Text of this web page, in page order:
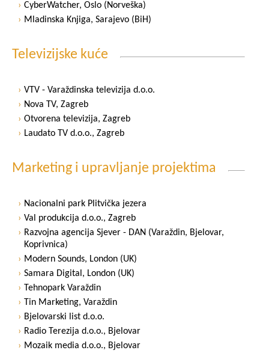
CyberWatcher, Oslo (Norveška)
Mladinska Knjiga, Sarajevo (BiH)
Televizijske kuće
VTV - Varaždinska televizija d.o.o.
Nova TV, Zagreb
Otvorena televizija, Zagreb
Laudato TV d.o.o., Zagreb
Marketing i upravljanje projektima
Nacionalni park Plitvička jezera
Val produkcija d.o.o., Zagreb
Razvojna agencija Sjever - DAN (Varaždin, Bjelovar,
Koprivnica)
Modern Sounds, London (UK)
Samara Digital, London (UK)
Tehnopark Varaždin
Tin Marketing, Varaždin
Bjelovarski list d.o.o.
Radio Terezija d.o.o., Bjelovar
Mozaik media d.o.o., Bjelovar